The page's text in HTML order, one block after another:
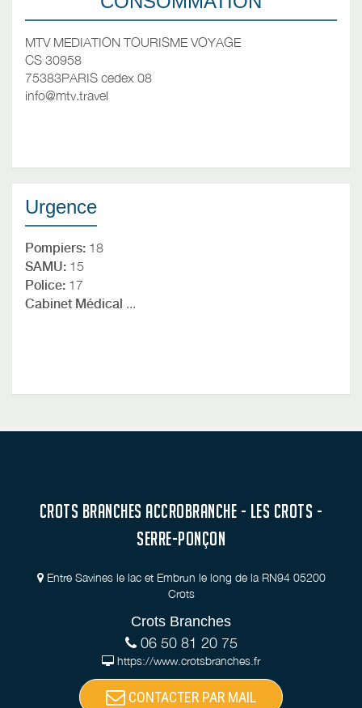
MTV MEDIATION TOURISME VOYAGE
CS 30958
75383PARIS cedex 08
info@mtv.travel
Urgence
Pompiers: 18
SAMU: 15
Police: 17
Cabinet Médical ...
CROTS BRANCHES ACCROBRANCHE - LES CROTS -
SERRE-PONÇON
Entre Savines le lac et Embrun le long de la RN94 05200
Crots
Crots Branches
06 50 81 20 75
https://www.crotsbranches.fr
CONTACTER PAR MAIL